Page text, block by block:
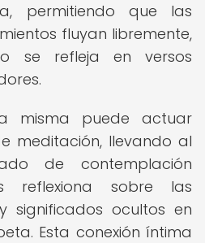
permitiendo que las
fluyan libremente,
se refleja en versos
misma puede actuar
meditación, llevando al
de contemplación
reflexiona sobre las
significados ocultos en
Esta conexión íntima